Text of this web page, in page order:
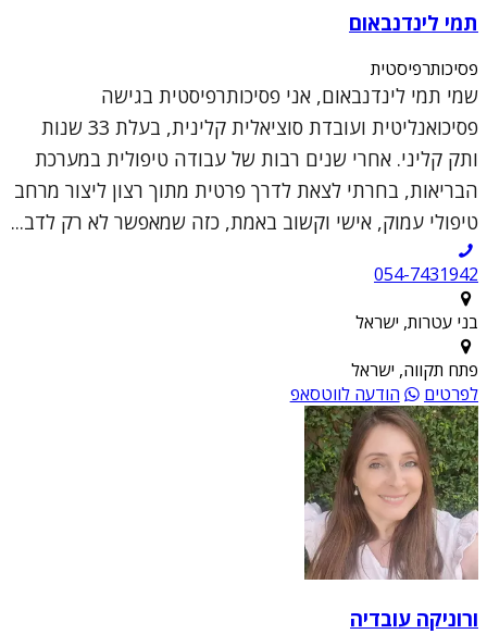
תמי לינדנבאום
פסיכותרפיסטית
שמי תמי לינדנבאום, אני פסיכותרפיסטית בגישה
פסיכואנליטית ועובדת סוציאלית קלינית, בעלת 33 שנות
ותק קליני. אחרי שנים רבות של עבודה טיפולית במערכת
הבריאות, בחרתי לצאת לדרך פרטית מתוך רצון ליצור מרחב
טיפולי עמוק, אישי וקשוב באמת, כזה שמאפשר לא רק לדב...
054-7431942
בני עטרות, ישראל
פתח תקווה, ישראל
לפרטים
הודעה לווטסאפ
ורוניקה עובדיה